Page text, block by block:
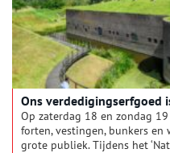
Ons verdedigingserfgoed
Op zaterdag 18 en zondag
forten, vestingen, bunkers
grote publiek. Tijdens het